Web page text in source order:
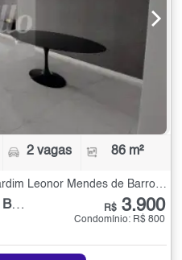
2 vagas 86 m²
Jardim Leonor Mendes de Barros R$ 3.900
Condomínio: R$ 800